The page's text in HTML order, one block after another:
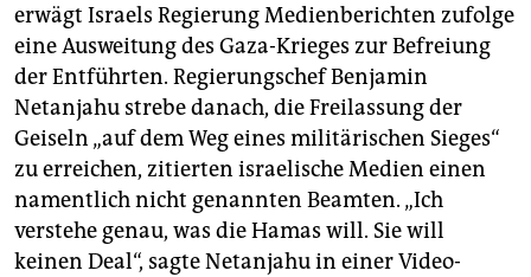
erwägt Israels Regierung Medienberichten zufolge
eine Ausweitung des Gaza-Krieges zur Befreiung
der Entführten. Regierungschef Benjamin
Netanjahu strebe danach, die Freilassung der
Geiseln „auf dem Weg eines militärischen Sieges“
zu erreichen, zitierten israelische Medien einen
namentlich nicht genannten Beamten. „Ich
verstehe genau, was die Hamas will. Sie will
keinen Deal“, sagte Netanjahu in einer Video-